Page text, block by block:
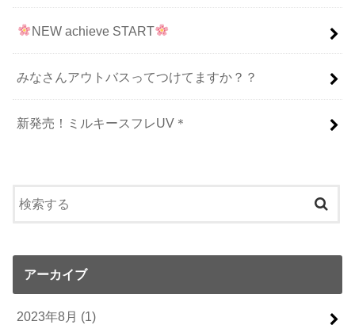
NEW achieve START
みなさんアウトバスってつけてますか？？
新発売！ミルキースフレUV＊
アーカイブ
2023年8月 (1)